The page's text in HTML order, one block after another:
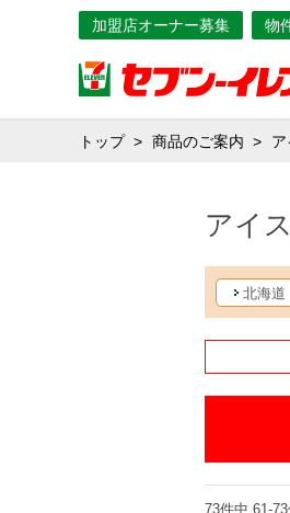
加盟店オーナー募集 物
トップ 商品のご案内 ア
アイ
北海道
73件中 61-